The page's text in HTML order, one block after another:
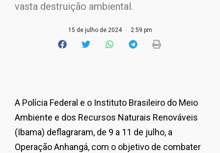
vasta destruição ambiental.
15 de julho de 2024 2:59 pm
A Polícia Federal e o Instituto Brasileiro do Meio
Ambiente e dos Recursos Naturais Renováveis
(Ibama) deflagraram, de 9 a 11 de julho, a
Operação Anhangá, com o objetivo de combater